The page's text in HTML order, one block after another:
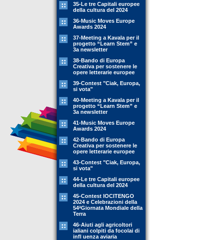
35-Le tre Capitali europee
della cultura del 2024
36-Music Moves Europe
Awards 2024
37-Meeting a Kavala per il
progetto “Learn Stem” e
3a newsletter
38-Bando di Europa
Creativa per sostenere le
opere letterarie europee
39-Contest "Ciak, Europa,
si vota"
40-Meeting a Kavala per il
progetto “Learn Stem” e
3a newsletter
41-Music Moves Europe
Awards 2024
42-Bando di Europa
Creativa per sostenere le
opere letterarie europee
43-Contest "Ciak, Europa,
si vota"
44-Le tre Capitali europee
della cultura del 2024
45-Contest IOCITENGO
2024 e Celebrazioni della
54ªGiornata Mondiale della
Terra
46-Aiuti agli agricoltori
ialiani colpiti da focolai di
infl uenza aviaria